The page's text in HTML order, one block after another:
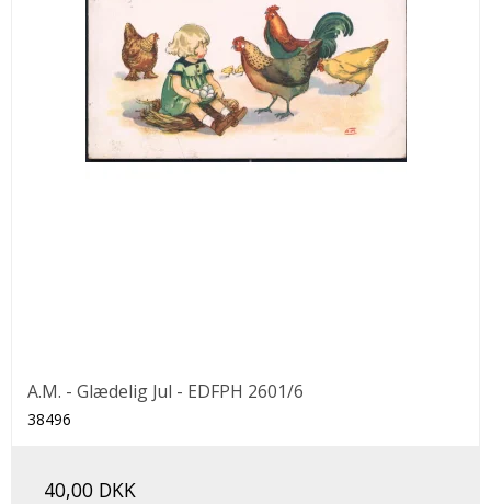
A.M. - Glædelig Jul - EDFPH 2601/6
38496
40,00 DKK